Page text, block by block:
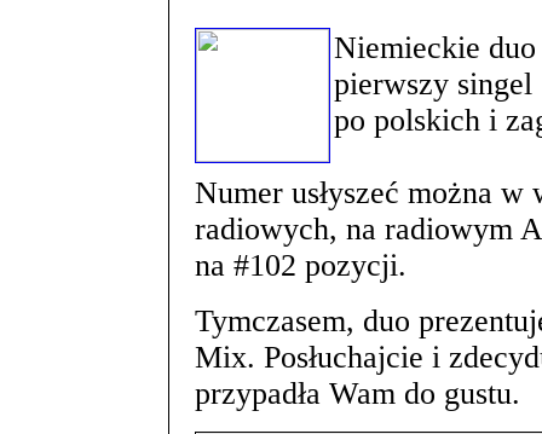
Niemieckie
pierwszy singel
po polskich i
Numer usłyszeć można w
radiowych, na radiowym
na #102 pozycji.
Tymczasem, duo
Mix. Posłuchajcie i
przypadła Wam do gustu.